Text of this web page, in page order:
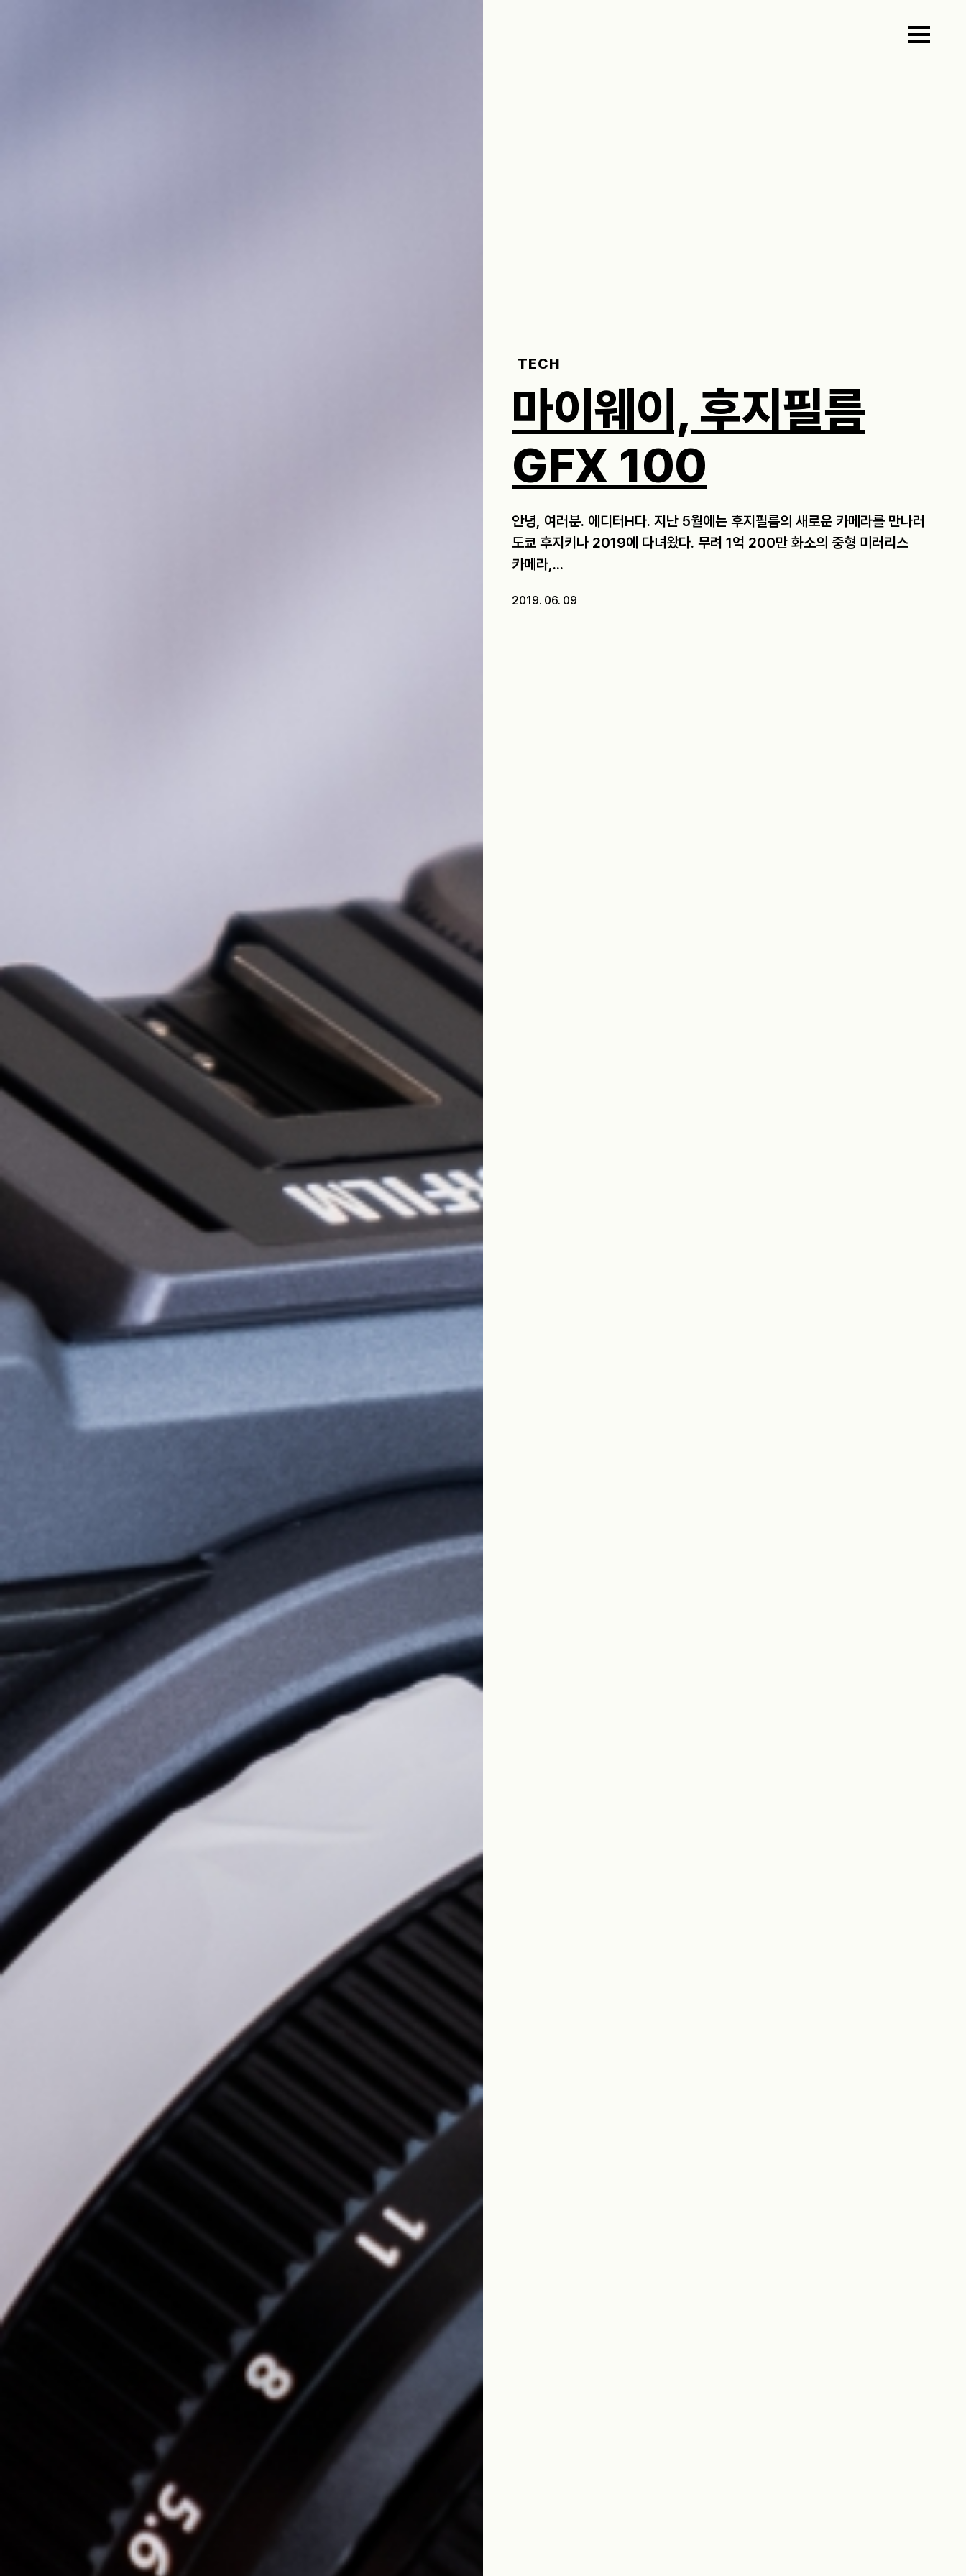
TECH
마이웨이, 후지필름
GFX 100
안녕, 여러분. 에디터H다. 지난 5월에는 후지필름의 새로운 카메라를 만나러
도쿄 후지키나 2019에 다녀왔다. 무려 1억 200만 화소의 중형 미러리스
카메라,...
2019. 06. 09